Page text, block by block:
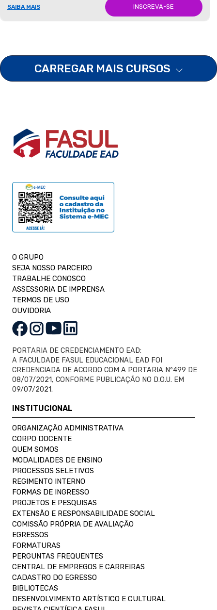
SAIBA MAIS INSCREVA-SE
CARREGAR MAIS CURSOS
O GRUPO
SEJA NOSSO PARCEIRO
TRABALHE CONOSCO
ASSESSORIA DE IMPRENSA
TERMOS DE USO
OUVIDORIA
PORTARIA DE CREDENCIAMENTO EAD:
A FACULDADE FASUL EDUCACIONAL EAD FOI
CREDENCIADA DE ACORDO COM A PORTARIA Nº499 DE
08/07/2021, CONFORME PUBLICAÇÃO NO D.O.U. EM
09/07/2021.
INSTITUCIONAL
ORGANIZAÇÃO ADMINISTRATIVA
CORPO DOCENTE
QUEM SOMOS
MODALIDADES DE ENSINO
PROCESSOS SELETIVOS
REGIMENTO INTERNO
FORMAS DE INGRESSO
PROJETOS E PESQUISAS
EXTENSÃO E RESPONSABILIDADE SOCIAL
COMISSÃO PRÓPRIA DE AVALIAÇÃO
EGRESSOS
FORMATURAS
PERGUNTAS FREQUENTES
CENTRAL DE EMPREGOS E CARREIRAS
CADASTRO DO EGRESSO
BIBLIOTECAS
DESENVOLVIMENTO ARTÍSTICO E CULTURAL